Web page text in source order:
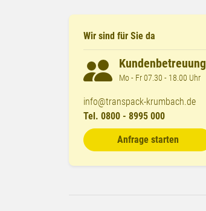
Wir sind für Sie da
Kundenbetreuung
Mo - Fr 07.30 - 18.00 Uhr
info@transpack-krumbach.de
Tel. 0800 - 8995 000
Anfrage starten